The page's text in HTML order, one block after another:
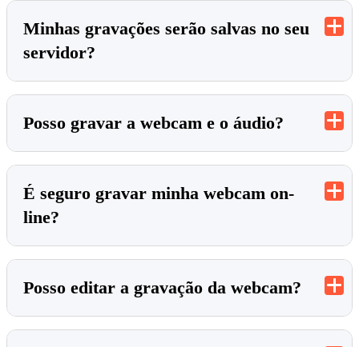
Minhas gravações serão salvas no seu
servidor?
Posso gravar a webcam e o áudio?
É seguro gravar minha webcam on-
line?
Posso editar a gravação da webcam?